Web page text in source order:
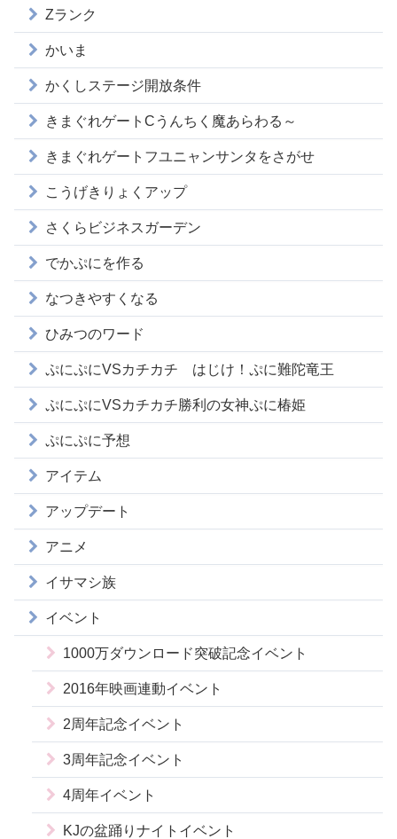
Zランク
かいま
かくしステージ開放条件
きまぐれゲートCうんちく魔あらわる～
きまぐれゲートフユニャンサンタをさがせ
こうげきりょくアップ
さくらビジネスガーデン
でかぷにを作る
なつきやすくなる
ひみつのワード
ぷにぷにVSカチカチ はじけ！ぷに難陀竜王
ぷにぷにVSカチカチ勝利の女神ぷに椿姫
ぷにぷに予想
アイテム
アップデート
アニメ
イサマシ族
イベント
1000万ダウンロード突破記念イベント
2016年映画連動イベント
2周年記念イベント
3周年記念イベント
4周年イベント
KJの盆踊りナイトイベント